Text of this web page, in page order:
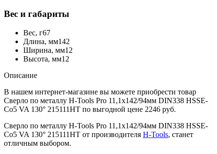
Вес и габариты
Вес, г67
Длина, мм142
Ширина, мм12
Высота, мм12
Описание
В нашем интернет-магазине вы можете приобрести товар
Сверло по металлу H-Tools Pro 11,1x142/94мм DIN338 HSSE-
Co5 VA 130° 215111HT по выгодной цене 2246 руб.
Сверло по металлу H-Tools Pro 11,1x142/94мм DIN338 HSSE-
Co5 VA 130° 215111HT от производителя H-Tools, станет
отличным выбором.